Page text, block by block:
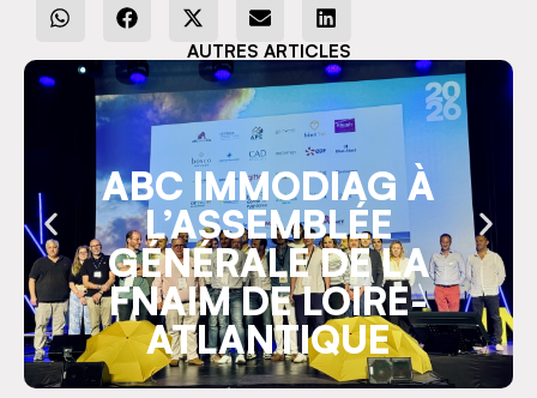
AUTRES ARTICLES
ABC IMMODIAG À
L’ASSEMBLÉE
GÉNÉRALE DE LA
FNAIM DE LOIRE-
ATLANTIQUE